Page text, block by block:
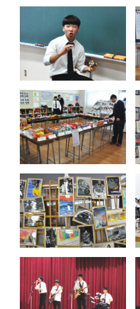
進学就職情報
お問い合わせ
各種様式ダウンロード
プライバシーポリシー
サイトマップ
受験生の方へ
保護者の方へ